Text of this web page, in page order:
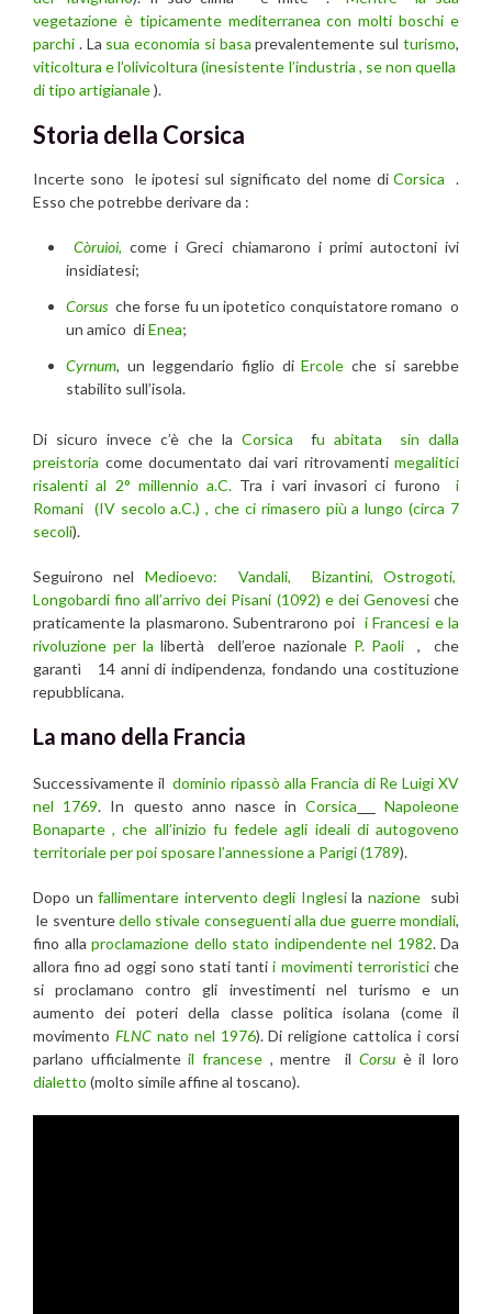
vegetazione è tipicamente mediterranea con molti boschi e
parchi . La sua economia si basa prevalentemente sulturismo,
viticoltura e l’olivicoltura (inesistente l’industria , se non quella
di tipo artigianale).
Storia della Corsica
Incerte sono le ipotesi sul significato del nome diCorsica .
Esso che potrebbe derivare da :
Còruioi, come i Greci chiamarono i primi autoctoni ivi
insidiatesi;
Corsus che forse fu un ipotetico conquistatore romano o
un amico diEnea;
Cyrnum, un leggendario figlio diErcole che si sarebbe
stabilito sull’isola.
Di sicuro invece c’è che la Corsica fu abitata sin dalla
preistoria come documentato dai vari ritrovamenti megalitici
risalenti al 2° millennio a.C. Tra i vari invasori ci furono i
Romani (IV secolo a.C.) , che ci rimasero più a lungo (circa 7
secoli).
Seguirono nel Medioevo: Vandali, Bizantini, Ostrogoti,
Longobardi fino all’arrivo dei Pisani (1092) e dei Genovesiche
praticamente la plasmarono. Subentrarono poi i Francesi e la
rivoluzione per la libertà dell’eroe nazionale P. Paoli, che
garantì 14 anni di indipendenza, fondando una costituzione
repubblicana.
La mano della Francia
Successivamente ildominio ripassò alla Francia di Re Luigi XV
nel 1769. In questo anno nasce inCorsica
Napoleone
Bonaparte , che all’inizio fu fedele agli ideali di autogoveno
territoriale per poi sposare l’annessione a Parigi (1789).
Dopo unfallimentare intervento degli Inglesila nazione subì
le sventuredello stivale conseguenti alla due guerre mondiali,
fino alla proclamazione dello stato indipendente nel 1982. Da
allora fino ad oggi sono stati tantii movimenti terroristiciche
si proclamano contro gli investimenti nel turismo e un
aumento dei poteri della classe politica isolana (come il
movimento FLNCnato nel 1976). Di religione cattolica i corsi
parlano ufficialmenteil francese, mentre ilCorsu è il loro
dialetto (molto simile affine al toscano).